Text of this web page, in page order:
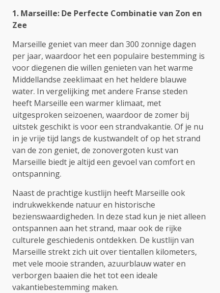
1. Marseille: De Perfecte Combinatie van Zon en
Zee
Marseille geniet van meer dan 300 zonnige dagen
per jaar, waardoor het een populaire bestemming is
voor diegenen die willen genieten van het warme
Middellandse zeeklimaat en het heldere blauwe
water. In vergelijking met andere Franse steden
heeft Marseille een warmer klimaat, met
uitgesproken seizoenen, waardoor de zomer bij
uitstek geschikt is voor een strandvakantie. Of je nu
in je vrije tijd langs de kustwandelt of op het strand
van de zon geniet, de zonovergoten kust van
Marseille biedt je altijd een gevoel van comfort en
ontspanning.
Naast de prachtige kustlijn heeft Marseille ook
indrukwekkende natuur en historische
bezienswaardigheden. In deze stad kun je niet alleen
ontspannen aan het strand, maar ook de rijke
culturele geschiedenis ontdekken. De kustlijn van
Marseille strekt zich uit over tientallen kilometers,
met vele mooie stranden, azuurblauw water en
verborgen baaien die het tot een ideale
vakantiebestemming maken.